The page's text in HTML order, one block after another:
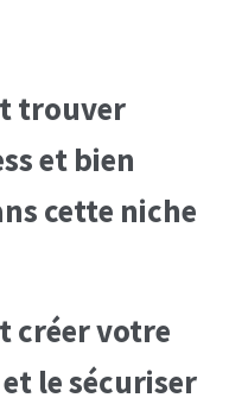
trouver
et bien
cette niche
créer votre
le sécuriser